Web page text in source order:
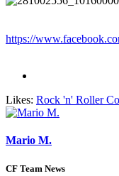
https://
Likes: Rock 'n' Roller
Mario M.
CF Team News